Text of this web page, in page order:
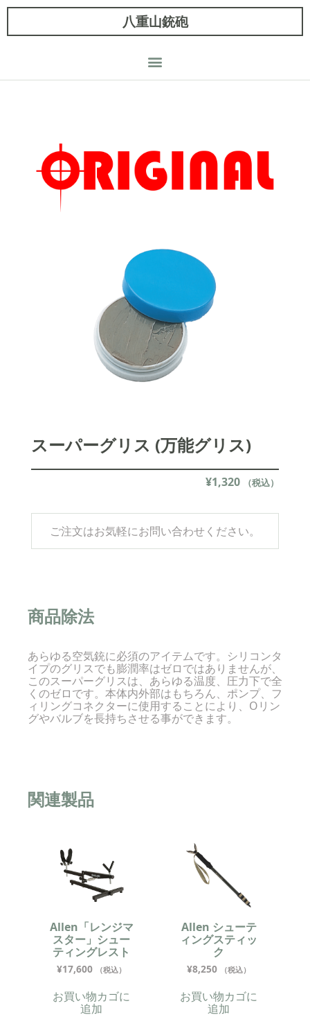
八重山銃砲
スーパーグリス (万能グリス)
¥1,320 （税込）
ご注文はお気軽にお問い合わせください。
商品除法
あらゆる空気銃に必須のアイテムです。シリコンタ
イプのグリスでも膨潤率はゼロではありませんが、
このスーパーグリスは、あらゆる温度、圧力下で全
くのゼロです。本体内外部はもちろん、ポンプ、フ
ィリングコネクターに使用することにより、Oリン
グやバルブを長持ちさせる事ができます。
関連製品
Allen「レンジマ
スター」シュー
ティングレスト
¥17,600 （税込）
お買い物カゴに
追加
Allen シューテ
ィングスティッ
ク
¥8,250 （税込）
お買い物カゴに
追加